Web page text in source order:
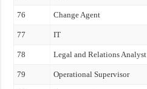
76 Change Agent
77 IT
78 Legal and Relations Analyst
79 Operational Supervisor